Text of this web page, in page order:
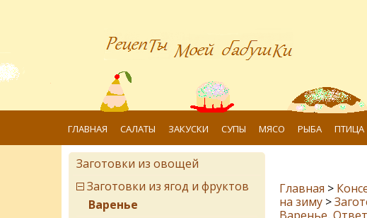
ГЛАВНАЯ САЛАТЫ ЗАКУСКИ СУПЫ МЯСО РЫБА ПТИЦА
Главная >
на зиму>
Заготовки из овощей
Заготовки из ягод и фруктов
Варенье